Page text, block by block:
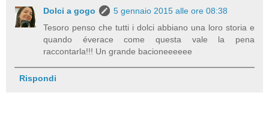
Dolci a gogo
5 gennaio 2015 alle ore 08:38
Tesoro penso che tutti i dolci abbiano una loro storia e
quando éverace come questa vale la pena
raccontarla!!! Un grande bacioneeeeee
Rispondi